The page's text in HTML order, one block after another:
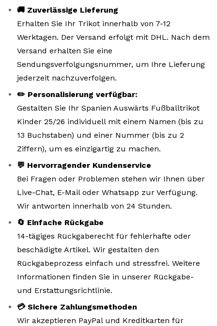
🚚 Zuverlässige Lieferung
Erhalten Sie Ihr Trikot innerhalb von 7-12
Werktagen. Der Versand erfolgt mit DHL. Nach dem
Versand erhalten Sie eine
Sendungsverfolgungsnummer, um Ihre Lieferung
jederzeit nachzuverfolgen.
✏️ Personalisierung verfügbar:
Gestalten Sie Ihr Spanien Auswärts Fußballtrikot
Kinder 25/26 individuell mit einem Namen (bis zu
13 Buchstaben) und einer Nummer (bis zu 2
Ziffern), um es einzigartig zu machen.
💬 Hervorragender Kundenservice
Bei Fragen oder Problemen stehen wir Ihnen über
Live-Chat, E-Mail oder Whatsapp zur Verfügung.
Wir antworten innerhalb von 24 Stunden.
🔄 Einfache Rückgabe
14-tägiges Rückgaberecht für fehlerhafte oder
beschädigte Artikel. Wir gestalten den
Rückgabeprozess einfach und stressfrei. Weitere
Informationen finden Sie in unserer Rückgabe-
und Erstattungsrichtlinie.
💳 Sichere Zahlungsmethoden
Wir akzeptieren PayPal und Kreditkarten für